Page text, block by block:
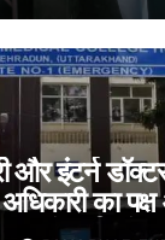
और इंटर्न
अधिकारी का
जांच की मांग